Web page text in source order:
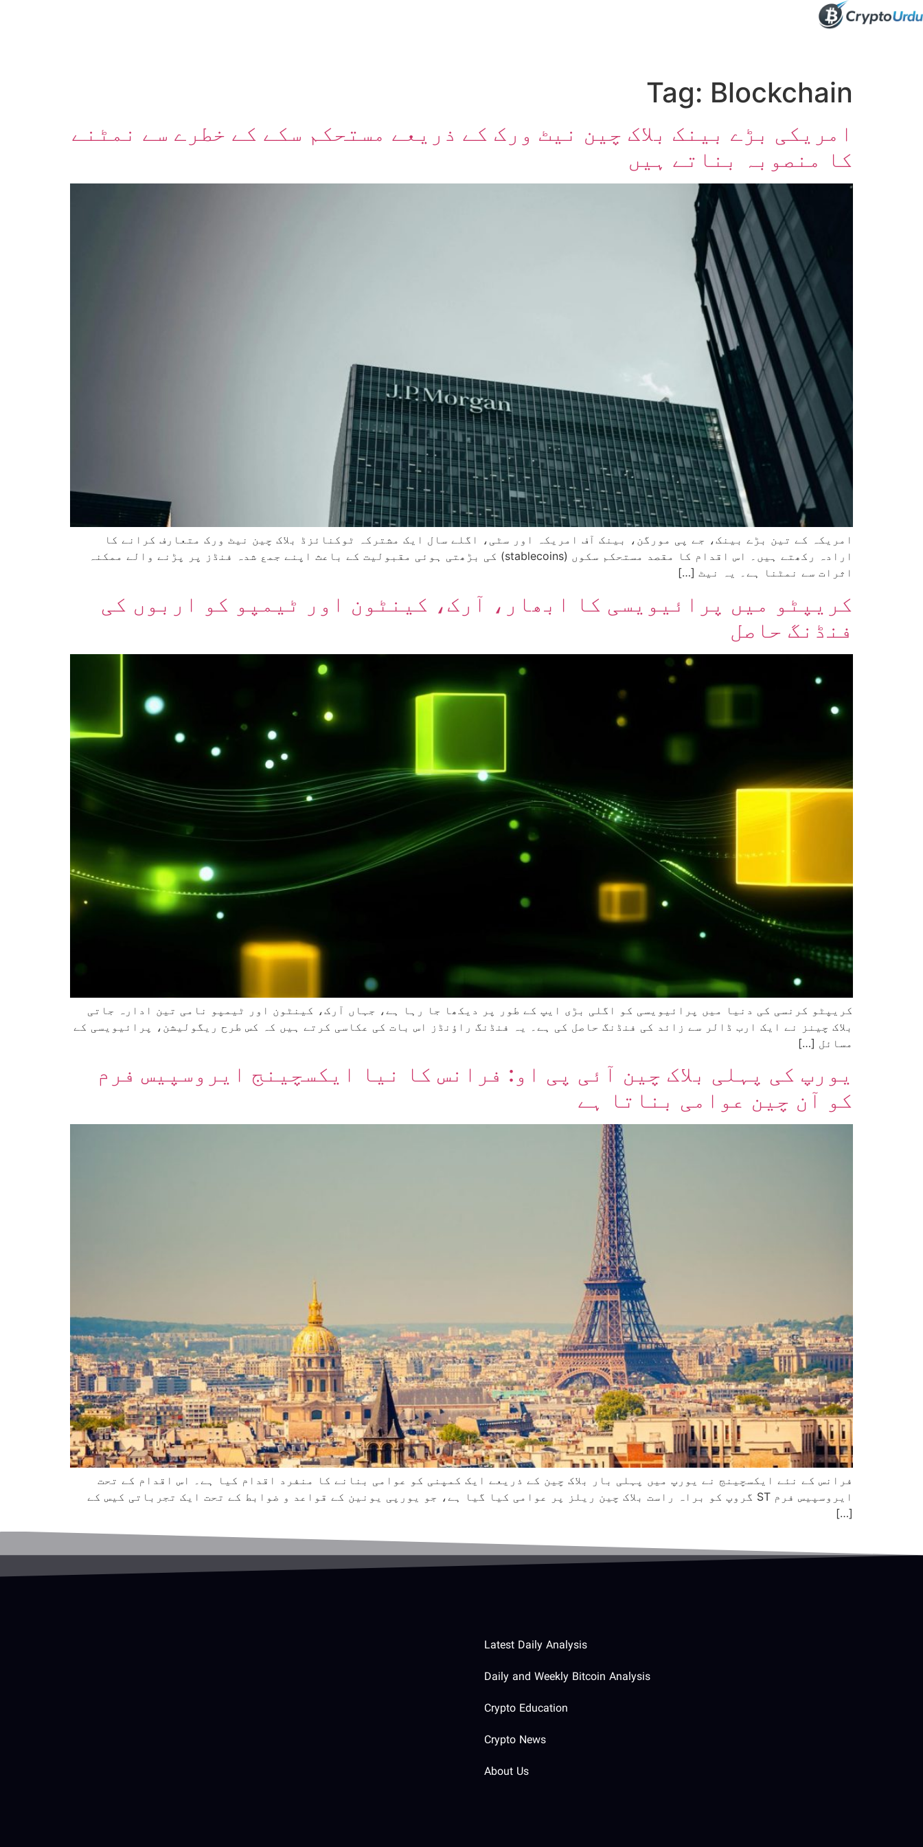
Tag: Blockchain
امریکی بڑے بینک بلاک چین نیٹ ورک کے ذریعے مستحکم سکے کے خطرے سے نمٹنے
کا منصوبہ بناتے ہیں
امریکہ کے تین بڑے بینک، جے پی مورگن، بینک آف امریکہ اور سٹی، اگلے سال ایک مشترکہ ٹوکنائزڈ بلاک چین نیٹ ورک متعارف کرانے کا
ارادہ رکھتے ہیں۔ اس اقدام کا مقصد مستحکم سکوں (stablecoins) کی بڑھتی ہوئی مقبولیت کے باعث اپنے جمع شدہ فنڈز پر پڑنے والے ممکنہ
اثرات سے نمٹنا ہے۔ یہ نیٹ […]
کریپٹو میں پرائیویسی کا ابھار، آرک، کینٹون اور ٹیمپو کو اربوں کی
فنڈنگ حاصل
کریپٹو کرنسی کی دنیا میں پرائیویسی کو اگلی بڑی ایپ کے طور پر دیکھا جا رہا ہے، جہاں آرک، کینٹون اور ٹیمپو نامی تین ادارہ جاتی
بلاک چینز نے ایک ارب ڈالر سے زائد کی فنڈنگ حاصل کی ہے۔ یہ فنڈنگ راؤنڈز اس بات کی عکاسی کرتے ہیں کہ کس طرح ریگولیشن، پرائیویسی کے
مسائل […]
یورپ کی پہلی بلاک چین آئی پی او: فرانس کا نیا ایکسچینج ایروسپیس فرم
کو آن چین عوامی بناتا ہے
فرانس کے نئے ایکسچینج نے یورپ میں پہلی بار بلاک چین کے ذریعے ایک کمپنی کو عوامی بنانے کا منفرد اقدام کیا ہے۔ اس اقدام کے تحت
ایروسپیس فرم ST گروپ کو براہ راست بلاک چین ریلز پر عوامی کیا گیا ہے، جو یورپی یونین کے قواعد و ضوابط کے تحت ایک تجرباتی کیس کے
[…]
Latest Daily Analysis
Daily and Weekly Bitcoin Analysis
Crypto Education
Crypto News
About Us